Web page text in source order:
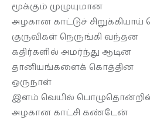
மூக்கும் முழுயுமான
அழகான காட்டுச்
குருவிகள் நெருங்கி வந்தன
கதிர்களில் அமர்ந்து ஆடின
தானியங்களைக் கொத்தின
ஒருநாள்
இளம் வெயில்
அழகான காட்சி கண்டேன்